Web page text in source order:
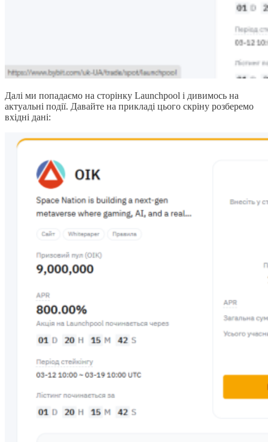
Далі ми попадаємо на сторінку Launchpool і дивимось на
актуальні події. Давайте на прикладі цього скріну розберемо
вхідні дані: